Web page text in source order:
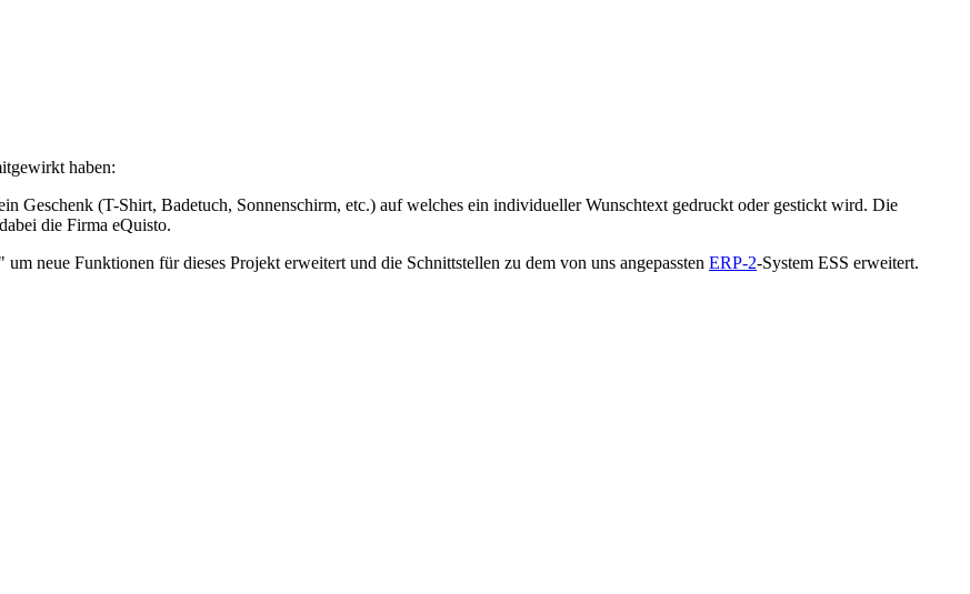
haben:
Geschenk (T-Shirt, Badetuch, Sonnenschirm, etc.) auf welches ein individueller Wunschtext gedruckt oder gestickt wird. Die
die Firma eQuisto.
neue Funktionen für dieses Projekt erweitert und die Schnittstellen zu dem von uns angepassten ERP-2-System ESS erweitert.